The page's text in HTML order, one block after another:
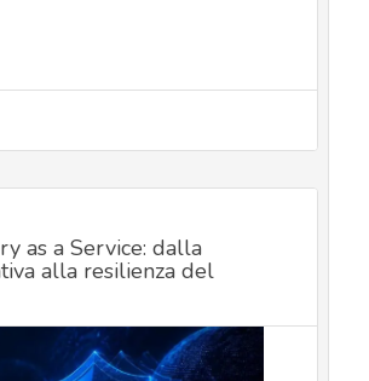
as a Service: dalla
alla resilienza del